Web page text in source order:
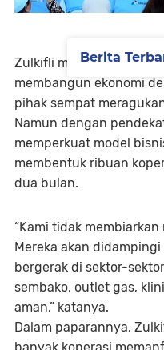
Zulkifli mengakui
membangun ekonomi
pihak sempat
Namun dengan
memperkuat model
membentuk ribuan
dua bulan.
“Kami tidak
Mereka akan
bergerak di sektor-
sembako, outlet gas,
aman,” katanya.
Dalam paparannya,
banyak koperasi
Berita